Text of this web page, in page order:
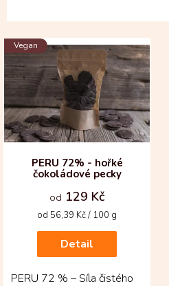
V
ý
p
i
s
p
r
o
Vegan
PERU 72% - hořké
čokoládové pecky
od 129 Kč
Měrná
od 56,39 Kč / 100 g
Detail
PERU 72 % – Síla čistého